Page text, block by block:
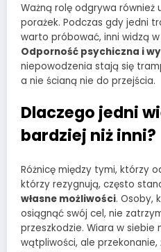
Ważną rolę odgrywa również
porażek. Podczas gdy jedni
warto próbować, inni widzą
Odporność psychiczna i
niepowodzenia stają się
a nie ścianą nie do przejścia.
Dlaczego jedni
bardziej niż inni?
Różnicę między tymi, którzy
którzy rezygnują, często
własne możliwości. Osoby,
osiągnąć swój cel, nie
przeszkodzie. Wiara w siebie
wątpliwości, ale